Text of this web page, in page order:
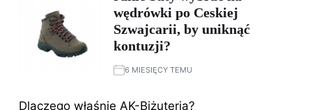
wędrówki po Ceskiej
Szwajcarii, by uniknąć
kontuzji?
6 MIESIĘCY TEMU
Dlaczego właśnie AK-Biżuteria?